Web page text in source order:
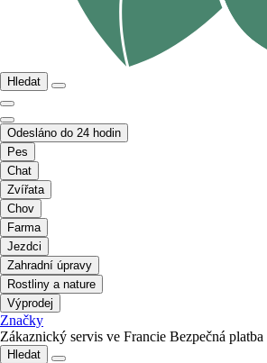
Hledat
Odesláno do 24 hodin
Pes
Chat
Zvířata
Chov
Farma
Jezdci
Zahradní úpravy
Rostliny a nature
Výprodej
Značky
Zákaznický servis ve Francie Bezpečná platba
Hledat